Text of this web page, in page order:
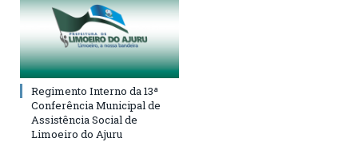
Regimento Interno da 13ª
Conferência Municipal de
Assistência Social de
Limoeiro do Ajuru